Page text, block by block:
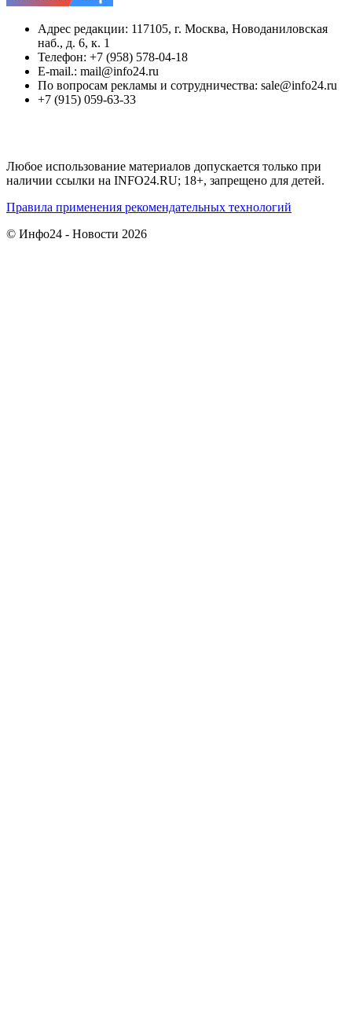
Адрес редакции: 117105, г. Москва, Новоданиловская
наб., д. 6, к. 1
Телефон: +7 (958) 578-04-18
E-mail.: mail@info24.ru
По вопросам рекламы и сотрудничества: sale@info24.ru
+7 (915) 059-63-33
Любое использование материалов допускается только при
наличии ссылки на INFO24.RU; 18+, запрещено для детей.
Правила применения рекомендательных технологий
© Инфо24 - Новости 2026